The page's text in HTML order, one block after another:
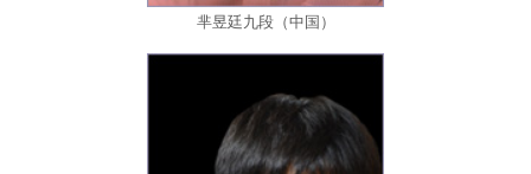
芈昱廷九段（中国）